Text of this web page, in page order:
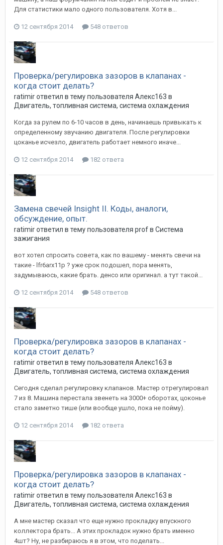
Для статистики мало одного пользователя. Хотя в...
12 сентября 2014 548 ответов
Проверка/регулировка зазоров в клапанах -
когда стоит делать?
ratimirответил в тему пользователя Алекс163 в
Двигатель, топливная система, система охлаждения
Когда за рулем по 6-10 часов в день, начинаешь привыкать к
определенному звучанию двигателя. После регулировки
цоканье исчезло, двигатель работает немного иначе...
12 сентября 2014 182 ответа
Замена свечей Insight II. Коды, аналоги,
обсуждение, опыт.
ratimirответил в тему пользователя profв Система
зажигания
вот хотел спросить совета, как по вашему - менять свечи на
такие - lfr6arx11p ? уже срок подошел, пора менять,
задумываюсь, какие брать. денсо или оригинал. а тут такой...
12 сентября 2014 548 ответов
Проверка/регулировка зазоров в клапанах -
когда стоит делать?
ratimirответил в тему пользователя Алекс163 в
Двигатель, топливная система, система охлаждения
Сегодня сделал регулировку клапанов. Мастер отрегулировал
7 из 8. Машина перестала звенеть на 3000+ оборотах, цоконье
стало заметно тише (или вообще ушло, пока не пойму).
12 сентября 2014 182 ответа
Проверка/регулировка зазоров в клапанах -
когда стоит делать?
ratimirответил в тему пользователя Алекс163 в
Двигатель, топливная система, система охлаждения
А мне мастер сказал что еще нужно прокладку впускного
коллектора брать... А этих прокладок нужно брать именно
4шт? Ну, не разбираюсь я в этом, что поделать...